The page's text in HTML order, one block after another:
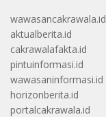
wawasancakrawala.id
aktualberita.id
cakrawalafakta.id
pintuinformasi.id
wawasaninformasi.id
horizonberita.id
portalcakrawala.id